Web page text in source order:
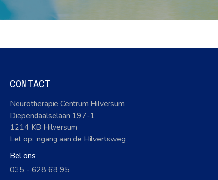
CONTACT
Neurotherapie Centrum Hilversum
Diependaalselaan 197-1
1214 KB Hilversum
Let op: ingang aan de Hilvertsweg
Bel ons:
035 - 628 68 95